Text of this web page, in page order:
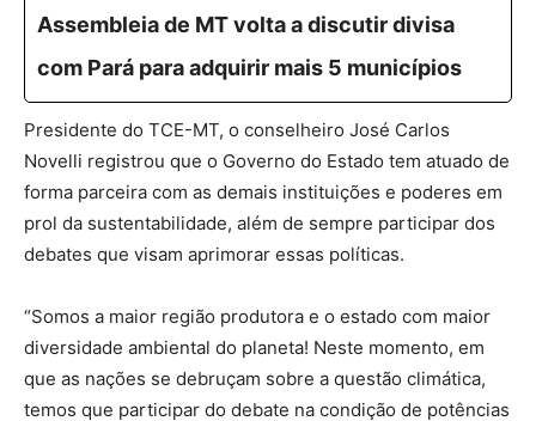
Assembleia de MT volta a discutir divisa
com Pará para adquirir mais 5 municípios
Presidente do TCE-MT, o conselheiro José Carlos
Novelli registrou que o Governo do Estado tem atuado de
forma parceira com as demais instituições e poderes em
prol da sustentabilidade, além de sempre participar dos
debates que visam aprimorar essas políticas.
“Somos a maior região produtora e o estado com maior
diversidade ambiental do planeta! Neste momento, em
que as nações se debruçam sobre a questão climática,
temos que participar do debate na condição de potências